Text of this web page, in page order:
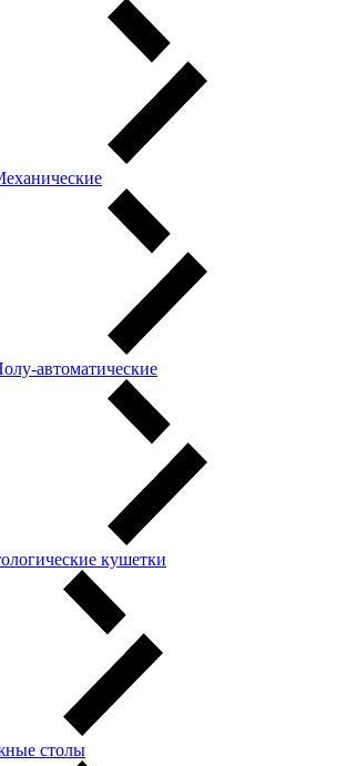
автоматические
кушетки
столы